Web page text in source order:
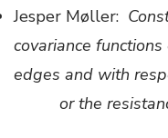
Jesper Møller:
covariance
edges and with
or the